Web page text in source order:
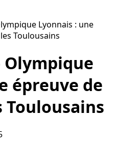
Lyonnais : une
Toulousains
Olympique
épreuve de